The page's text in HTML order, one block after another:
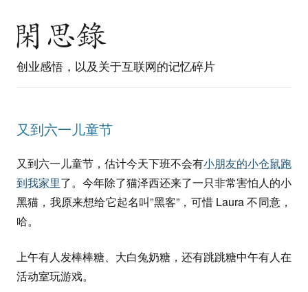
创业感悟，以及关于互联网的记忆碎片
又到六一儿童节
又到六一儿童节，估计今天下班不会有小朋友的小仓鼠跑
到我家里了。今年除了猫泽西还来了一只非常害怕人的小
黑猫，我原来想给它起名叫”黑客”，可惜 Laura 不同意，
哈。
上午有人发棒棒糖、大白兔奶糖，还有跳跳糖中午有人在
活动室玩游戏。